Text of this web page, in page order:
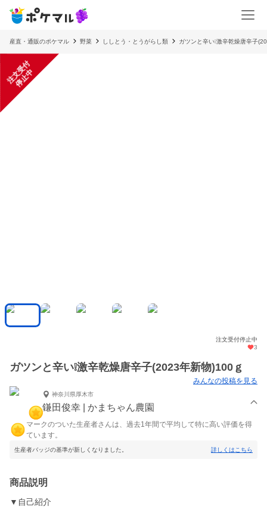
産直・通販のポケマル 野菜 ししとう・とうがらし類 ガツンと辛い❕激辛乾燥唐辛子
注
文
受
付
停
止
中
注文受付停止中
3
ガツンと辛い❕激辛乾燥唐辛子(2023年新物)100ｇ
みんなの投稿を見る
神奈川県厚木市
鎌田俊幸 | かまちゃん農園
マークのついた生産者さんは、過去1年間で平均して特に高い評価を得
ています。
生産者バッジの基準が新しくなりました。 詳しくはこちら
商品説明
▼自己紹介